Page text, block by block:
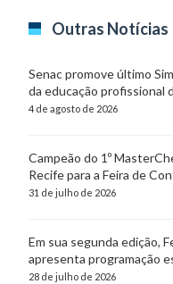
Outras Notícias
Senac promove último
da educação profissional
4 de agosto de 2026
Campeão do 1º
Recife para a Feira de
31 de julho de 2026
Em sua segunda edição,
apresenta programação
28 de julho de 2026